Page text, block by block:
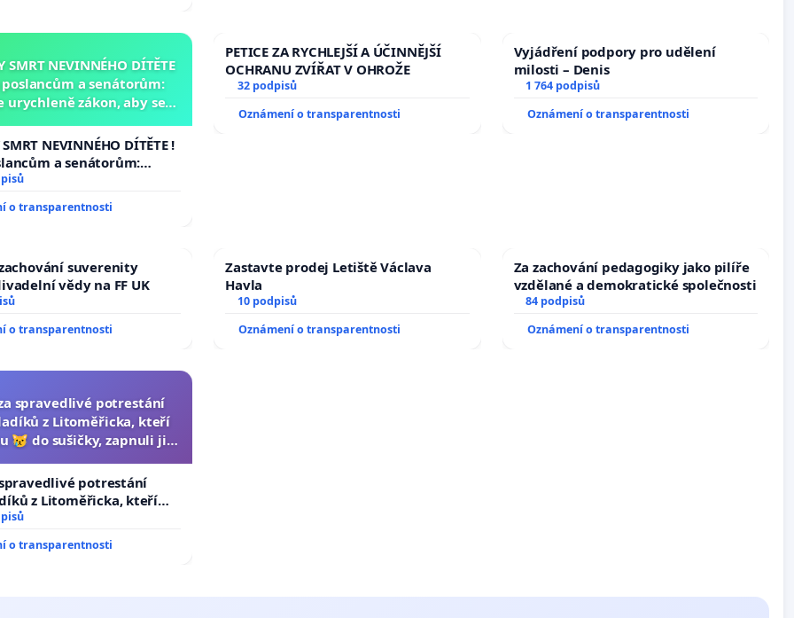
SMRT NEVINNÉHO DÍTĚTE
poslancům a senátorům:
urychleně zákon, aby se
opakovat!
NEVINNÉHO DÍTĚTE !
a senátorům:
zákon, aby se
o transparentnosti
PETICE ZA RYCHLEJŠÍ A ÚČINNĚJŠÍ
OCHRANU ZVÍŘAT V OHROŽE
32 podpisů
Oznámení o transparentnosti
Vyjádření podpory pro udělení
milosti – Denis
1 764 podpisů
Oznámení o transparentnosti
suverenity
vědy na FF UK
o transparentnosti
Zastavte prodej Letiště Václava
Havla
10 podpisů
Oznámení o transparentnosti
Za zachování pedagogiky jako pilíře
vzdělané a demokratické společnosti
84 podpisů
Oznámení o transparentnosti
spravedlivé potrestání
z Litoměřicka, kteří
😿 do sušičky, zapnuli ji a
potrestání
z Litoměřicka, kteří
😿 do sušičky, zapnuli ji a
o transparentnosti